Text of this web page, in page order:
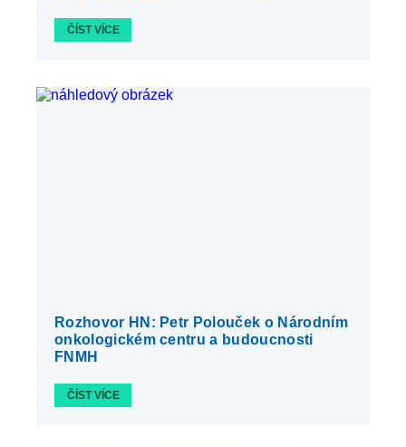
ČÍST VÍCE
Rozhovor HN: Petr Polouček o Národním
onkologickém centru a budoucnosti
FNMH
ČÍST VÍCE